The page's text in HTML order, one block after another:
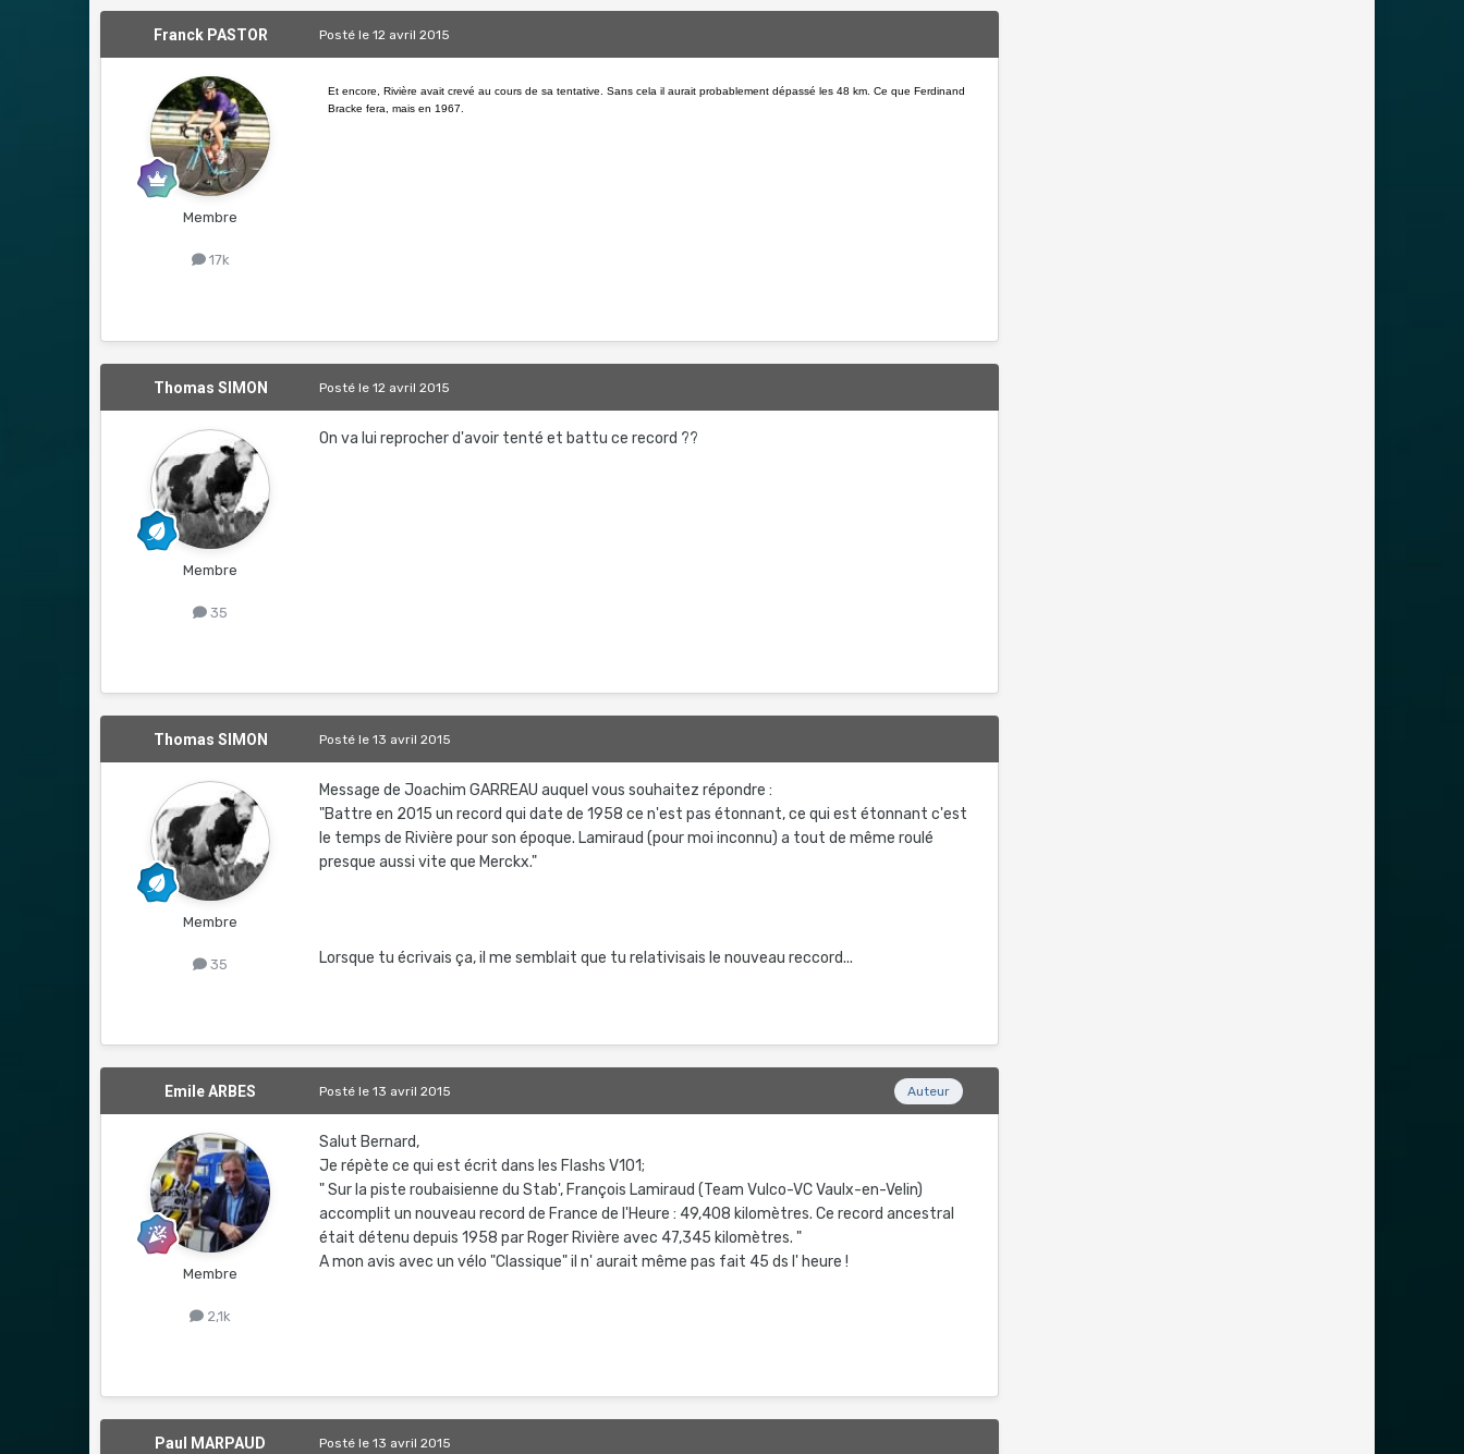
Franck PASTOR
Membre
17k
Postéle 12 avril 2015
Et encore, Rivière avait crevé au cours de sa tentative. Sans cela il aurait probablement dépassé les 48 km. Ce que Ferdinand
Bracke fera, mais en 1967.
Thomas SIMON
Membre
35
Postéle 12 avril 2015
On va lui reprocher d'avoir tenté et battu ce record ??
Thomas SIMON
Membre
35
Postéle 13 avril 2015
Message de Joachim GARREAU auquel vous souhaitez répondre :
"Battre en 2015 un record qui date de 1958 ce n'est pas étonnant, ce qui est étonnant c'est
le temps de Rivière pour son époque. Lamiraud (pour moi inconnu) a tout de même roulé
presque aussi vite que Merckx."
Lorsque tu écrivais ça, il me semblait que tu relativisais le nouveau reccord...
Emile ARBES
Membre
2,1k
Auteur
Postéle 13 avril 2015
Salut Bernard,
Je répète ce qui est écrit dans les Flashs V101;
" Sur la piste roubaisienne du Stab', François Lamiraud (Team Vulco-VC Vaulx-en-Velin)
accomplit un nouveau record de France de l'Heure : 49,408 kilomètres. Ce record ancestral
était détenu depuis 1958 par Roger Rivière avec 47,345 kilomètres. "
A mon avis avec un vélo "Classique" il n' aurait même pas fait 45 ds l' heure !
Paul MARPAUD Postéle 13 avril 2015